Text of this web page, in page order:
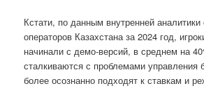
Кстати, по данным внутренней аналитики
операторов Казахстана за 2024 год,
начинали с демо-версий, в среднем на
сталкиваются с проблемами управления
более осознанно подходят к ставкам и